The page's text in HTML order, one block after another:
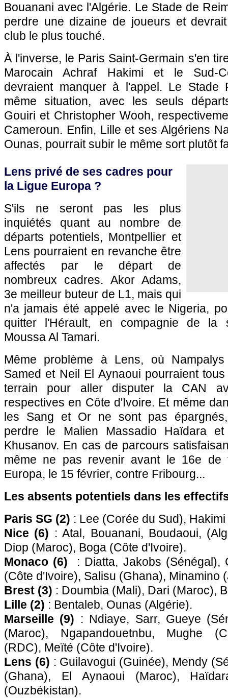
Bouanani avec l'Algérie. Le Stade de
perdre une dizaine de joueurs et
club le plus touché.
À l'inverse, le Paris Saint-Germain s'en
Marocain Achraf Hakimi et le Sud-
devraient manquer à l'appel. Le Stade
même situation, avec les seuls
Gouiri et Christopher Wooh,
Cameroun. Enfin, Lille et ses Algériens
Ounas, pourrait subir le même sort plutôt
Lens privé de ses cadres pour
la Ligue Europa ?
S'ils ne seront pas les plus
inquiétés quant au nombre de
départs potentiels, Montpellier et
Lens pourraient en revanche être
affectés par le départ de
nombreux cadres. Akor Adams,
3e meilleur buteur de L1, mais qui
n'a jamais été appelé avec le Nigeria,
quitter l'Hérault, en compagnie de la
Moussa Al Tamari.
Même problème à Lens, où
Samed et Neil El Aynaoui pourraient
terrain pour aller disputer la CAN
respectives en Côte d'Ivoire. Et même
les Sang et Or ne sont pas
perdre le Malien Massadio Haïdara et
Khusanov. En cas de parcours
même ne pas revenir avant le 16e de
Europa, le 15 février, contre Fribourg...
Les absents potentiels dans les
Paris SG (2) : Lee (Corée du Sud),
Nice (6) : Atal, Bouanani, Boudaoui,
Diop (Maroc), Boga (Côte d'Ivoire).
Monaco (6) : Diatta, Jakobs (Sénégal),
(Côte d'Ivoire), Salisu (Ghana), Minamino
Brest (3) : Doumbia (Mali), Dari (Maroc),
Lille (2) : Bentaleb, Ounas (Algérie).
Marseille (9) : Ndiaye, Sarr, Gueye
(Maroc), Ngapandouetnbu, Mughe
(RDC), Meïté (Côte d'Ivoire).
Lens (6) : Guilavogui (Guinée), Mendy
(Ghana), El Aynaoui (Maroc),
(Ouzbékistan).